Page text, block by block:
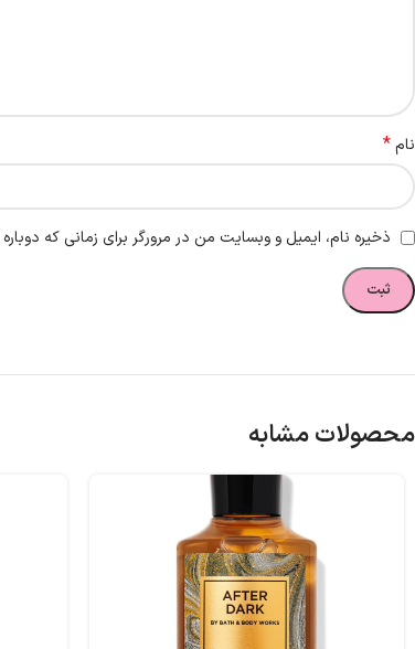
نام*
ذخیره نام، ایمیل و وبسایت من در مرورگر برای زمانی که
محصولات مشابه